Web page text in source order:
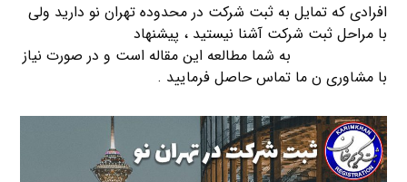
افرادی که تمایل به ثبت شرکت در محدوده تهران نو دارید ولی
با مراحل ثبت شرکت آشنا نیستید ، پیشنهاد
به شما مطالعه این مقاله است و در صورت نیاز
با مشاوری ن ما تماس حاصل فرمایید .